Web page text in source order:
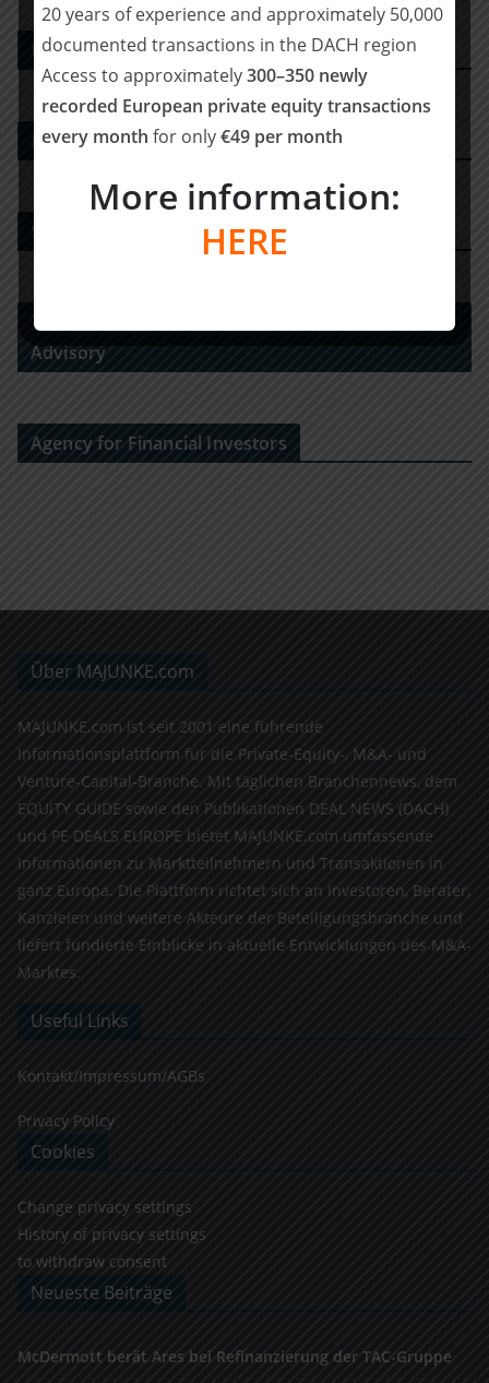
PE DEALS EUROPE
M&A-Advisor
Strategy Consulting
Tax Advisory Services and Financial / Deal
Advisory
Agency for Financial Investors
Über MAJUNKE.com
MAJUNKE.com ist seit 2001 eine führende
Informationsplattform für die Private-Equity-, M&A- und
Venture-Capital-Branche. Mit täglichen Branchennews, dem
EQUITY GUIDE sowie den Publikationen DEAL NEWS (DACH)
und PE DEALS EUROPE bietet MAJUNKE.com umfassende
Informationen zu Marktteilnehmern und Transaktionen in
ganz Europa. Die Plattform richtet sich an Investoren, Berater,
Kanzleien und weitere Akteure der Beteiligungsbranche und
liefert fundierte Einblicke in aktuelle Entwicklungen des M&A-
Marktes.
Useful Links
Kontakt/Impressum/AGBs
Privacy Policy
Cookies
Change privacy settings
History of privacy settings
to withdraw consent
Neueste Beiträge
McDermott berät Ares bei Refinanzierung der TAC-Gruppe
20 years of experience and approximately 50,000
documented transactions in the DACH region
Access to approximately300–350 newly
recorded European private equity transactions
every month for only€49 per month
More information:
HERE